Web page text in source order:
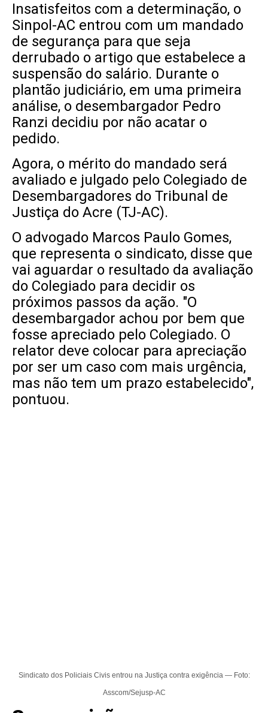
Insatisfeitos com a determinação, o
Sinpol-AC entrou com um mandado
de segurança para que seja
derrubado o artigo que estabelece a
suspensão do salário. Durante o
plantão judiciário, em uma primeira
análise, o desembargador Pedro
Ranzi decidiu por não acatar o
pedido.
Agora, o mérito do mandado será
avaliado e julgado pelo Colegiado de
Desembargadores do Tribunal de
Justiça do Acre (TJ-AC).
O advogado Marcos Paulo Gomes,
que representa o sindicato, disse que
vai aguardar o resultado da avaliação
do Colegiado para decidir os
próximos passos da ação. "O
desembargador achou por bem que
fosse apreciado pelo Colegiado. O
relator deve colocar para apreciação
por ser um caso com mais urgência,
mas não tem um prazo estabelecido",
pontuou.
Sindicato dos Policiais Civis entrou na Justiça contra exigência — Foto:
Asscom/Sejusp-AC